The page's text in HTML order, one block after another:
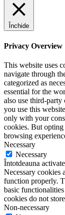
Închide
Privacy Overview
This website uses
navigate through
categorized as
essential for the
also use third-party
you use this
only with your
cookies. But
browsing
Necessary
Necessary
Întotdeauna activate
Necessary cookies
function properly.
basic
cookies do not
Non-necessary